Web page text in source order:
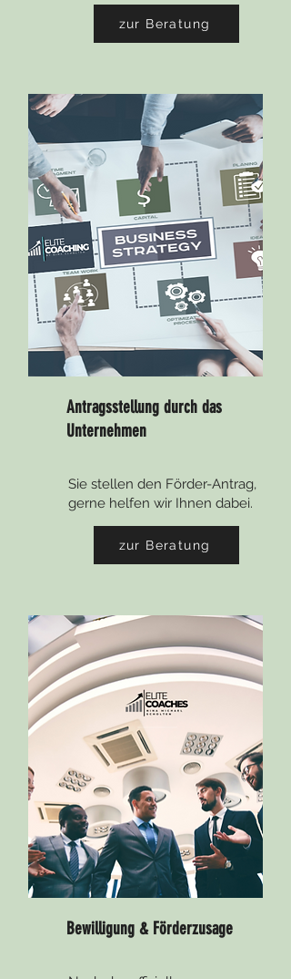
zur Beratung
Antragsstellung durch das
Unternehmen
Sie stellen den Förder-Antrag,
gerne helfen wir Ihnen dabei.
zur Beratung
Bewilligung & Förderzusage